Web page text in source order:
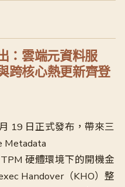
：雲端元資料服
跨核心熱更新齊登
19 日正式發布，帶來三
Metadata
硬體環境下的開機金
Handover（KHO）整